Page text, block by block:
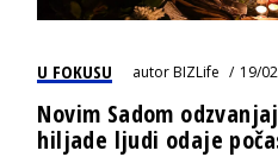
U FOKUSU autorBIZLife 19/
Novim Sadom
hiljade ljudi odaje